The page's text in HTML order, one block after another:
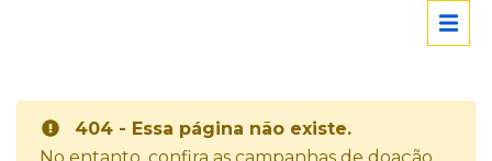
404 - Essa página não existe.